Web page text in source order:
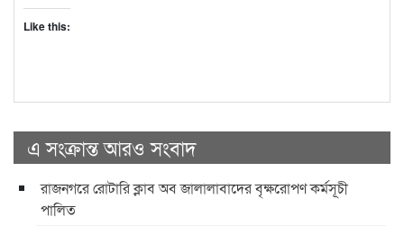
Like this:
এ সংক্রান্ত আরও সংবাদ
রাজনগরে রোটারি ক্লাব অব জালালাবাদের বৃক্ষরোপণ কর্মসূচী
পালিত